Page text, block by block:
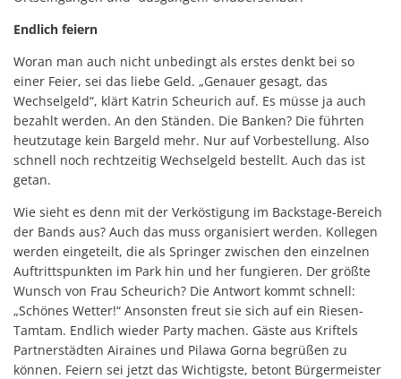
Endlich feiern
Woran man auch nicht unbedingt als erstes denkt bei so
einer Feier, sei das liebe Geld. „Genauer gesagt, das
Wechselgeld“, klärt Katrin Scheurich auf. Es müsse ja auch
bezahlt werden. An den Ständen. Die Banken? Die führten
heutzutage kein Bargeld mehr. Nur auf Vorbestellung. Also
schnell noch rechtzeitig Wechselgeld bestellt. Auch das ist
getan.
Wie sieht es denn mit der Verköstigung im Backstage-Bereich
der Bands aus? Auch das muss organisiert werden. Kollegen
werden eingeteilt, die als Springer zwischen den einzelnen
Auftrittspunkten im Park hin und her fungieren. Der größte
Wunsch von Frau Scheurich? Die Antwort kommt schnell:
„Schönes Wetter!“ Ansonsten freut sie sich auf ein Riesen-
Tamtam. Endlich wieder Party machen. Gäste aus Kriftels
Partnerstädten Airaines und Pilawa Gorna begrüßen zu
können. Feiern sei jetzt das Wichtigste, betont Bürgermeister